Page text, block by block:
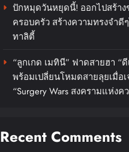
ปักหมุดวันหยุดนี้! ออกไปสร้าง
ครอบครัว สร้างความทรงจำ
ทาลิตี้
“ลูกเกด เมทินี” ฟาดสายฮา “
พร้อมเปลี่ยนโหมดสายลุยเมื่อ
“Surgery Wars สงครามแห่งค
Recent Comments